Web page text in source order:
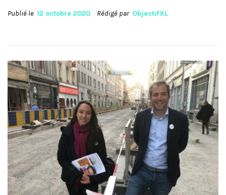
Publié le 12 octobre 2020 Rédigé par ObjectifXL